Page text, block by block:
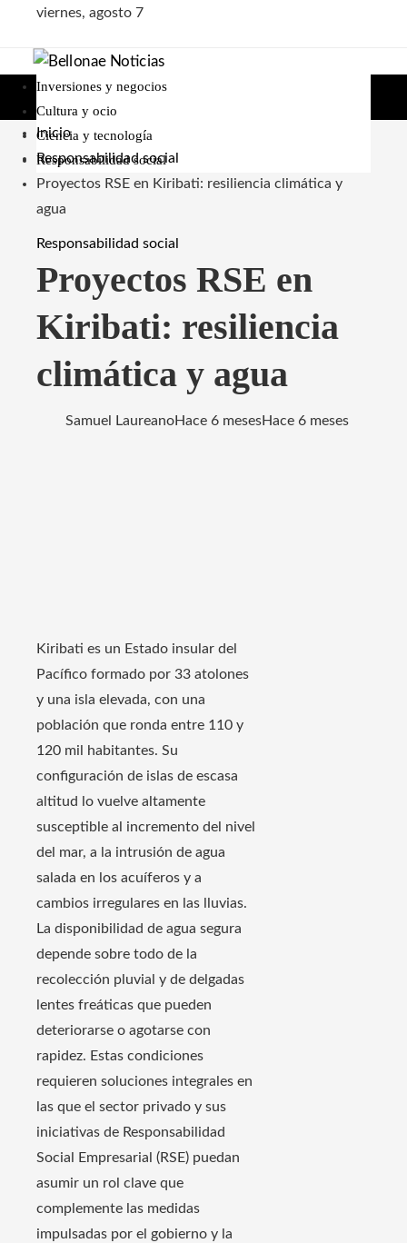
viernes, agosto 7
Inversiones y negocios
Cultura y ocio
Ciencia y tecnología
Responsabilidad social
Inicio
Responsabilidad social
Proyectos RSE en Kiribati: resiliencia climática y
agua
Responsabilidad social
Proyectos RSE en
Kiribati: resiliencia
climática y agua
Samuel LaureanoHace 6 mesesHace 6 meses
Kiribati es un Estado insular del
Pacífico formado por 33 atolones
y una isla elevada, con una
población que ronda entre 110 y
120 mil habitantes. Su
configuración de islas de escasa
altitud lo vuelve altamente
susceptible al incremento del nivel
del mar, a la intrusión de agua
salada en los acuíferos y a
cambios irregulares en las lluvias.
La disponibilidad de agua segura
depende sobre todo de la
recolección pluvial y de delgadas
lentes freáticas que pueden
deteriorarse o agotarse con
rapidez. Estas condiciones
requieren soluciones integrales en
las que el sector privado y sus
iniciativas de Responsabilidad
Social Empresarial (RSE) puedan
asumir un rol clave que
complemente las medidas
impulsadas por el gobierno y la